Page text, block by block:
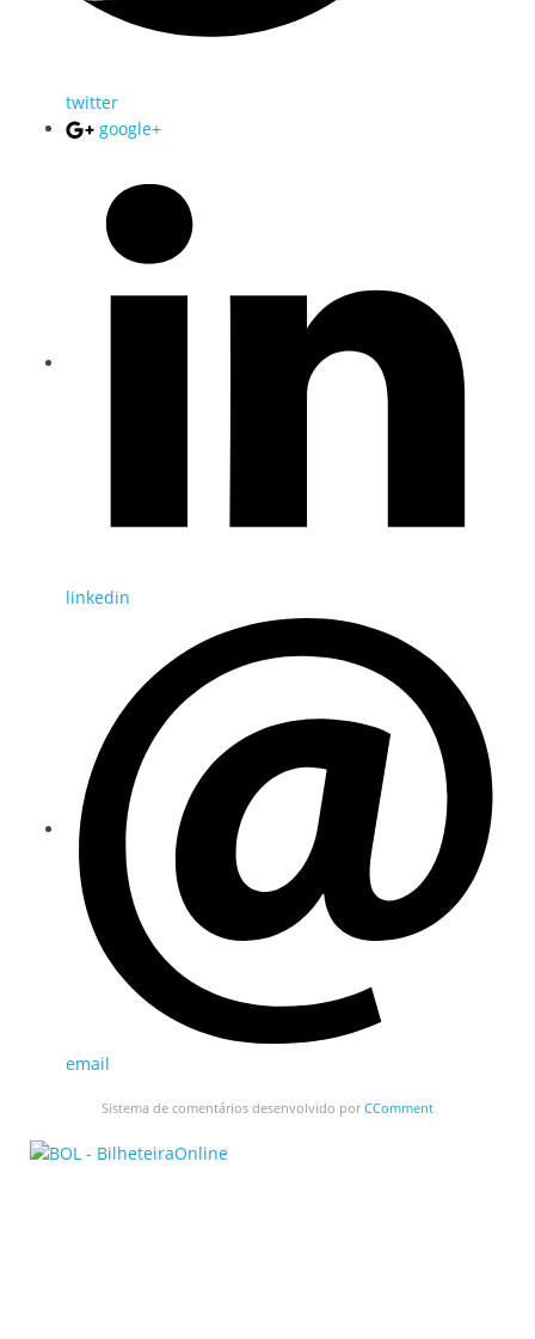
twitter
google+
linkedin
email
Sistema de comentários desenvolvido por CComment